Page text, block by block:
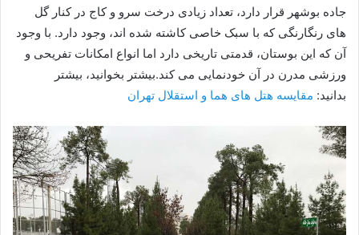
جاده بوشهر قرار دارد، تعداد زیادی درخت سرو و کاج در کنار گل
های رنگارنگی که با سبک خاصی کاشته شده اند، وجود دارد. با وجود
آن که این بوستان، قدمتی تاریخی دارد اما انواع امکانات تفریحی و
ورزشی مدرن در آن خودنمایی می کند.بیشتر بخوانید، بیشتر
بدانید: مقایسه هتل های هما و استقلال تهران